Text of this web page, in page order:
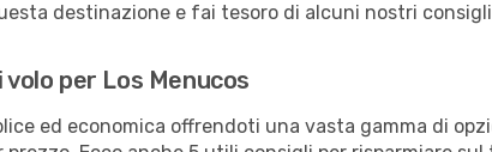
destinazione e fai tesoro di alcuni nostri
per Los Menucos
ed economica offrendoti una vasta gamma di